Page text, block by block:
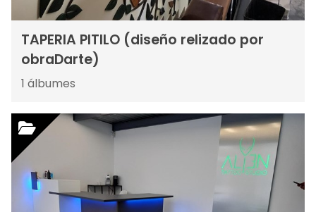
TAPERIA PITILO (diseño relizado por
obraDarte)
1 álbumes